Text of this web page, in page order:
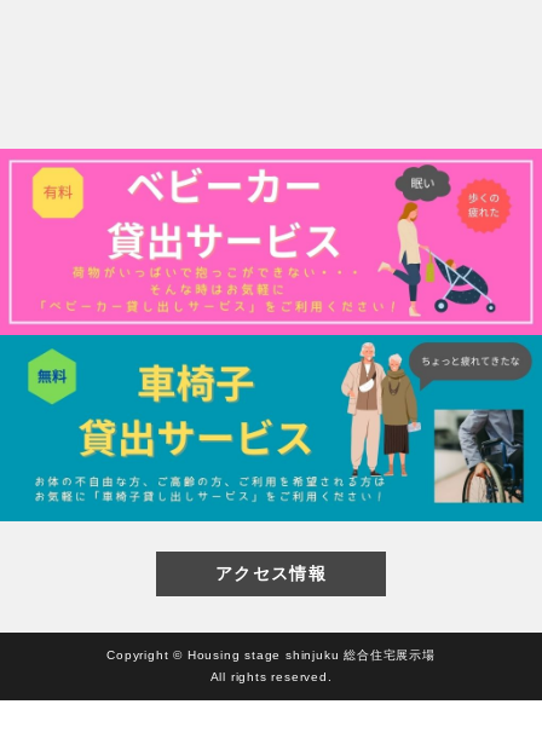
閉じる
アクセス情報
Copyright © Housing stage shinjuku 総合住宅展示場
All rights reserved.